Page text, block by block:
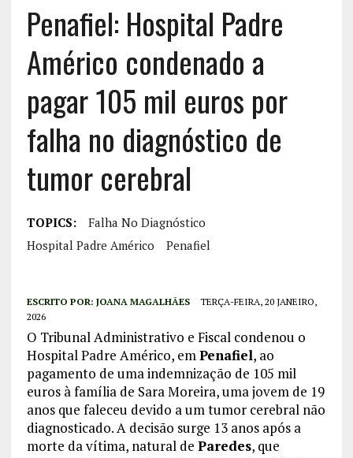
Penafiel: Hospital Padre
Américo condenado a
pagar 105 mil euros por
falha no diagnóstico de
tumor cerebral
TOPICS:
Falha No Diagnóstico
Hospital Padre Américo
Penafiel
ESCRITO POR: JOANA MAGALHÃES
TERÇA-FEIRA, 20 JANEIRO,
2026
O Tribunal Administrativo e Fiscal condenou o
Hospital Padre Américo, emPenafiel, ao
pagamento de uma indemnização de 105 mil
euros à família de Sara Moreira, uma jovem de 19
anos que faleceu devido a um tumor cerebral não
diagnosticado. A decisão surge 13 anos após a
morte da vítima, natural de Paredes, que